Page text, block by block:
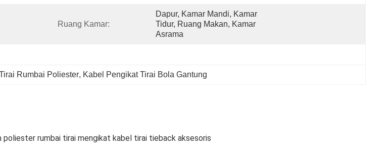
Ruang Kamar:
Dapur, Kamar Mandi, Kamar
Tidur, Ruang Makan, Kamar
Asrama
Rumbai Poliester, Kabel Pengikat Tirai Bola Gantung
rumbai tirai mengikat kabel tirai tieback aksesoris